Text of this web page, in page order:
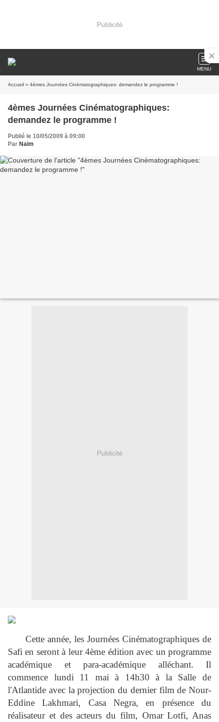
Publicité
MENU
Accueil » 4èmes Journées Cinématographiques: demandez le programme !
4èmes Journées Cinématographiques:
demandez le programme !
Publié le 10/05/2009 à 09:00
Par Naim
Publicité
Cette année, les Journées Cinématographiques de
Safi en seront à leur 4ème édition avec un programme
académique et para-académique alléchant. Il
commence lundi 11 mai à 14h30 à la Salle de
l'Atlantide avec la projection du dernier film de Nour-
Eddine Lakhmari, Casa Negra, en présence du
réalisateur et des acteurs du film, Omar Lotfi, Anas